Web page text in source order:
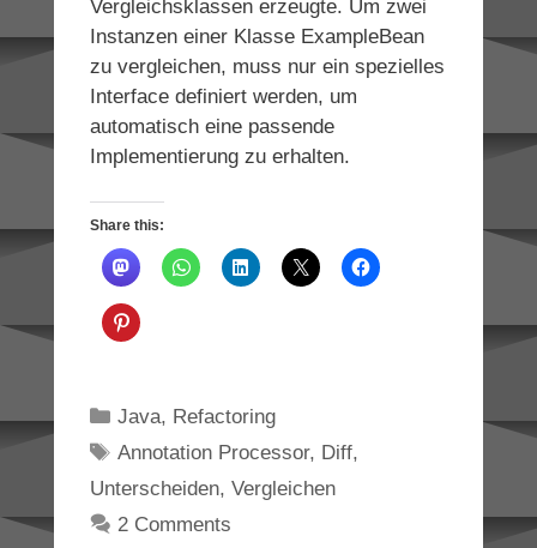
Vergleichsklassen erzeugte. Um zwei
Instanzen einer Klasse ExampleBean
zu vergleichen, muss nur ein spezielles
Interface definiert werden, um
automatisch eine passende
Implementierung zu erhalten.
Share this:
Categories
Java, Refactoring
Tags
Annotation Processor, Diff,
Unterscheiden, Vergleichen
2 Comments